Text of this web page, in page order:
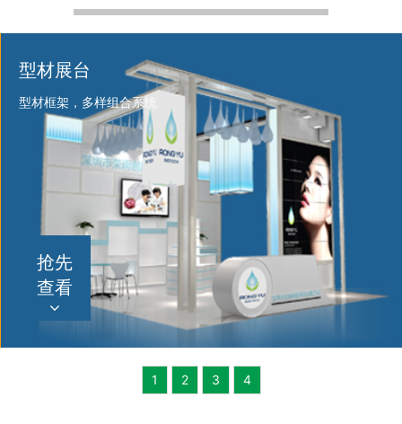
型材展台
型材框架，多样组合系统
抢先
查看
1 2 3 4